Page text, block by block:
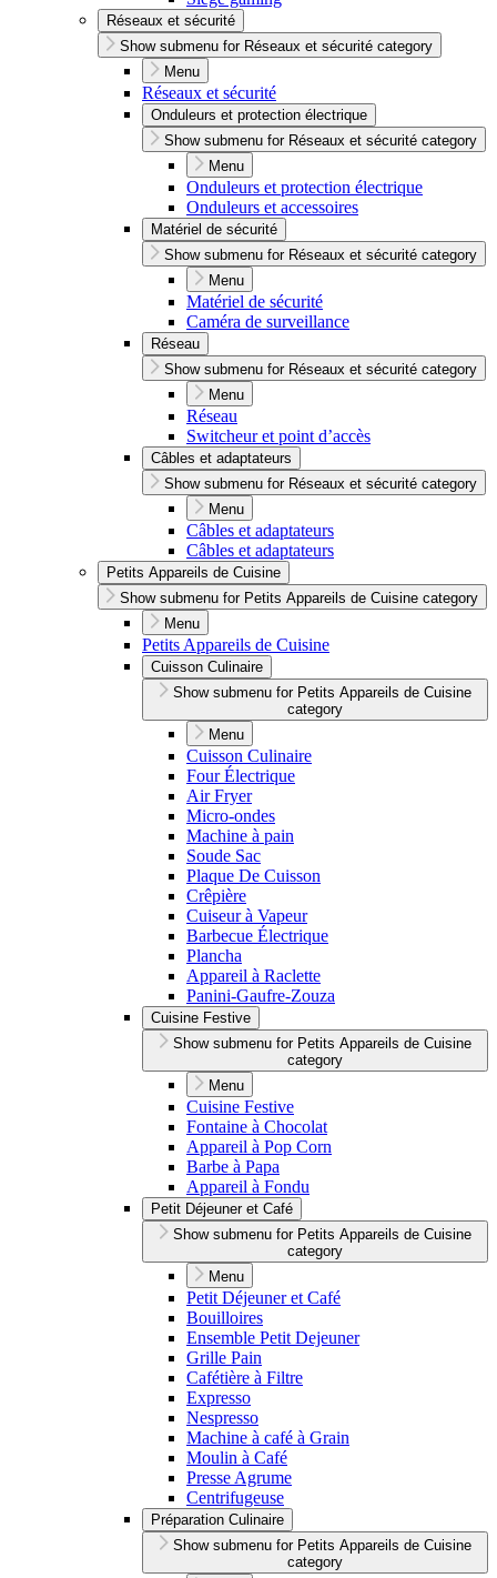
Réseaux et sécurité
Show submenu for Réseaux et sécurité category
Menu
Réseaux et sécurité
Onduleurs et protection électrique
Show submenu for Réseaux et sécurité category
Menu
Onduleurs et protection électrique
Onduleurs et accessoires
Matériel de sécurité
Show submenu for Réseaux et sécurité category
Menu
Matériel de sécurité
Caméra de surveillance
Réseau
Show submenu for Réseaux et sécurité category
Menu
Réseau
Switcheur et point d’accès
Câbles et adaptateurs
Show submenu for Réseaux et sécurité category
Menu
Câbles et adaptateurs
Câbles et adaptateurs
Petits Appareils de Cuisine
Show submenu for Petits Appareils de Cuisine category
Menu
Petits Appareils de Cuisine
Cuisson Culinaire
Show submenu for Petits Appareils de Cuisine
category
Menu
Cuisson Culinaire
Four Électrique
Air Fryer
Micro-ondes
Machine à pain
Soude Sac
Plaque De Cuisson
Crêpière
Cuiseur à Vapeur
Barbecue Électrique
Plancha
Appareil à Raclette
Panini-Gaufre-Zouza
Cuisine Festive
Show submenu for Petits Appareils de Cuisine
category
Menu
Cuisine Festive
Fontaine à Chocolat
Appareil à Pop Corn
Barbe à Papa
Appareil à Fondu
Petit Déjeuner et Café
Show submenu for Petits Appareils de Cuisine
category
Menu
Petit Déjeuner et Café
Bouilloires
Ensemble Petit Dejeuner
Grille Pain
Cafétière à Filtre
Expresso
Nespresso
Machine à café à Grain
Moulin à Café
Presse Agrume
Centrifugeuse
Préparation Culinaire
Show submenu for Petits Appareils de Cuisine
category